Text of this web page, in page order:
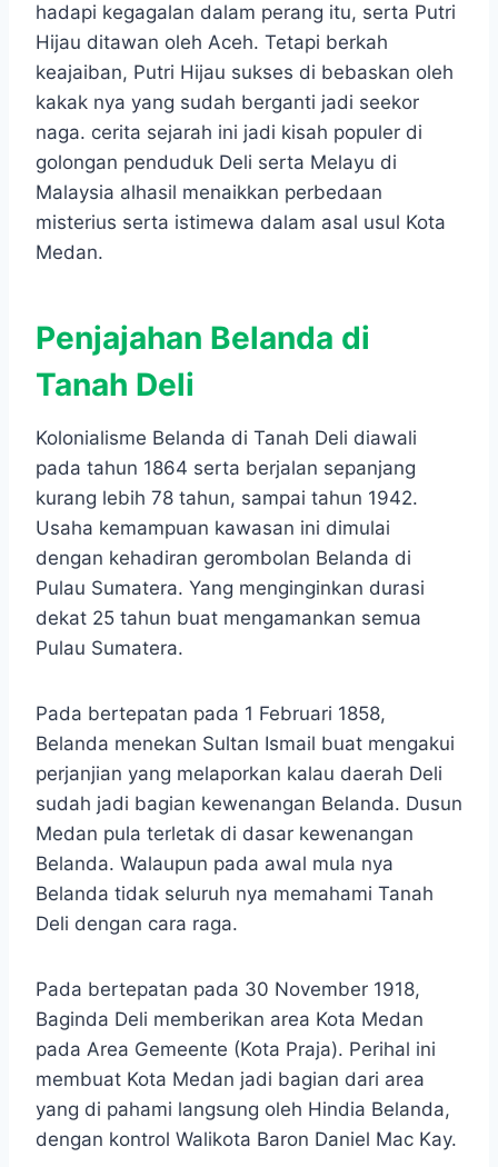
hadapi kegagalan dalam perang itu, serta Putri
Hijau ditawan oleh Aceh. Tetapi berkah
keajaiban, Putri Hijau sukses di bebaskan oleh
kakak nya yang sudah berganti jadi seekor
naga. cerita sejarah ini jadi kisah populer di
golongan penduduk Deli serta Melayu di
Malaysia alhasil menaikkan perbedaan
misterius serta istimewa dalam asal usul Kota
Medan.
Penjajahan Belanda di
Tanah Deli
Kolonialisme Belanda di Tanah Deli diawali
pada tahun 1864 serta berjalan sepanjang
kurang lebih 78 tahun, sampai tahun 1942.
Usaha kemampuan kawasan ini dimulai
dengan kehadiran gerombolan Belanda di
Pulau Sumatera. Yang menginginkan durasi
dekat 25 tahun buat mengamankan semua
Pulau Sumatera.
Pada bertepatan pada 1 Februari 1858,
Belanda menekan Sultan Ismail buat mengakui
perjanjian yang melaporkan kalau daerah Deli
sudah jadi bagian kewenangan Belanda. Dusun
Medan pula terletak di dasar kewenangan
Belanda. Walaupun pada awal mula nya
Belanda tidak seluruh nya memahami Tanah
Deli dengan cara raga.
Pada bertepatan pada 30 November 1918,
Baginda Deli memberikan area Kota Medan
pada Area Gemeente (Kota Praja). Perihal ini
membuat Kota Medan jadi bagian dari area
yang di pahami langsung oleh Hindia Belanda,
dengan kontrol Walikota Baron Daniel Mac Kay.